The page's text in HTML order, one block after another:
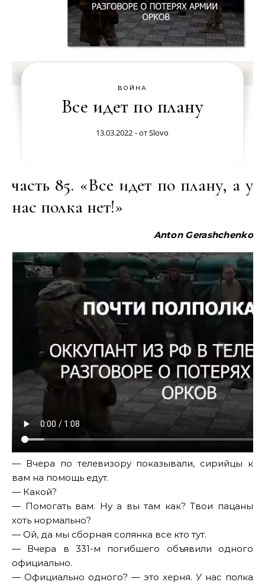
ВОЙНА
Все идет по плану
13.03.2022 - отSlovo
часть 85. «Все идет по плану, а у
нас полка нет!»
Anton Gerashchenko
— Вчера по телевизору показывали, сирийцы к
вам на помощь едут.
— Какой?
— Помогать вам. Ну а вы там как? Твои пацаны
хоть нормально?
— Ой, да мы сборная солянка все кто тут.
— Вчера в 331-м погибшего объявили одного
официально.
— Официально одного? — это херня. У нас полка